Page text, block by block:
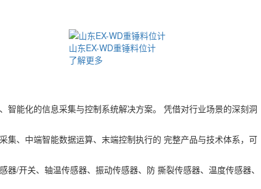
山东BAS-H-R托辊跑偏开关
了解更多
智能化的信息采集与控制系统解决方案。 凭借对行业场景的深刻洞
集、中端智能数据运算、末端控制执行的 完整产品与技术体系，可
/开关、轴温传感器、振动传感器、防 撕裂传感器、温度传感器、